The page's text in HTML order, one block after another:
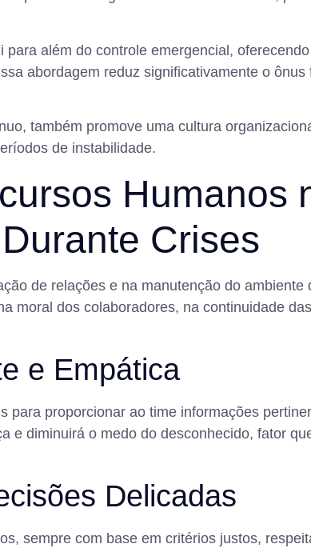
além do controle emergencial,
abordagem reduz significativamente o ônus
também promove uma cultura
de instabilidade.
Humanos
Crises
de relações e na manutenção do ambiente
moral dos colaboradores, na continuidade
e Empática
proporcionar ao time informações
e diminuirá o medo do desconhecido, fator
Delicadas
sempre com base em critérios justos,